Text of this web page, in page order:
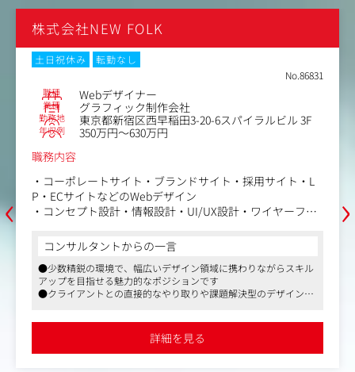
‹
株式会社NEW FOLK
土日祝休み
転勤なし
No.86831
職種 Webデザイナー
業種 グラフィック制作会社
勤務地 東京都新宿区西早稲田3-20-6スパイラルビル 3F
年収例
350万円～630万円
職務内容
・コーポレートサイト・ブランドサイト・採用サイト・L
P・ECサイトなどのWebデザイン
・コンセプト設計・情報設計・UI/UX設計・ワイヤーフレ
・ブランドの世界観を構築するビジュアルデザイン
・クライアントとの打ち合わせ・ヒアリング・提案
・エンジニアやディレクターと連携したクリエイティブ制
作
・サイト公開後の改善提案・運用デザイン
企画、構成、ディレクション、デザイン、コーディングま
コンサルタントからの一言
●少数精鋭の環境で、幅広いデザイン領域に携わりながらスキル
アップを目指せる魅力的なポジションです
●クライアントとの直接的なやり取りや課題解決型のデザインに
め、ワークライフバランスを重視する方にもおすすめです
詳細を見る
›